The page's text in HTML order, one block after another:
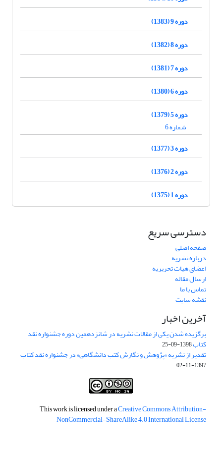
دوره 9 (1383)
دوره 8 (1382)
دوره 7 (1381)
دوره 6 (1380)
دوره 5 (1379)
شماره 6
دوره 3 (1377)
دوره 2 (1376)
دوره 1 (1375)
دسترسی سریع
صفحه اصلی
درباره نشریه
اعضای هیات تحریریه
ارسال مقاله
تماس با ما
نقشه سایت
آخرین اخبار
برگزیده شدن یکی از مقالات نشریه در شانزدهمین دوره جشنواره نقد
کتاب1398-09-25
تقدیر از نشریه «پژوهش و نگارش کتب دانشگاهی» در جشنواره نقد کتاب
1397-11-02
This work is licensed under aCreative Commons Attribution-
NonCommercial-ShareAlike 4.0 International License